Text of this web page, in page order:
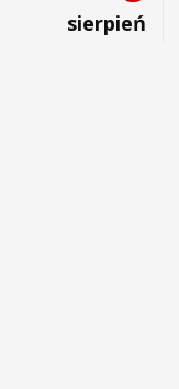
sierpień